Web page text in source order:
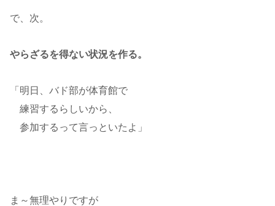
で、次。
やらざるを得ない状況を作る。
「明日、バド部が体育館で
練習するらしいから、
参加するって言っといたよ」
ま～無理やりですが